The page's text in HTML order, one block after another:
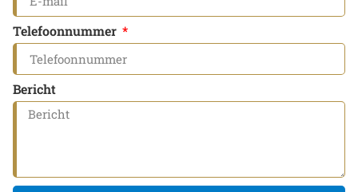
Telefoonnummer
Bericht